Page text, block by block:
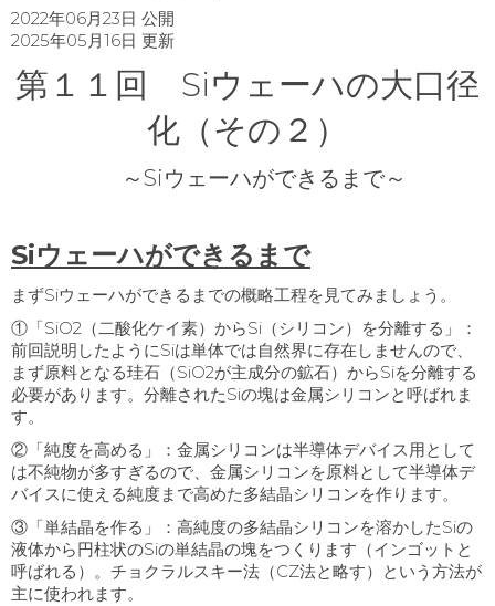
2022年06月23日 公開
2025年05月16日 更新
第１１回 Siウェーハの大口径
化（その２）
～Siウェーハができるまで～
Siウェーハができるまで
まずSiウェーハができるまでの概略工程を見てみましょう。
①「SiO2（二酸化ケイ素）からSi（シリコン）を分離する」：
前回説明したようにSiは単体では自然界に存在しませんので、
まず原料となる珪石（SiO2が主成分の鉱石）からSiを分離する
必要があります。分離されたSiの塊は金属シリコンと呼ばれま
す。
②「純度を高める」：金属シリコンは半導体デバイス用として
は不純物が多すぎるので、金属シリコンを原料として半導体デ
バイスに使える純度まで高めた多結晶シリコンを作ります。
③「単結晶を作る」：高純度の多結晶シリコンを溶かしたSiの
液体から円柱状のSiの単結晶の塊をつくります（インゴットと
呼ばれる）。チョクラルスキー法（CZ法と略す）という方法が
主に使われます。